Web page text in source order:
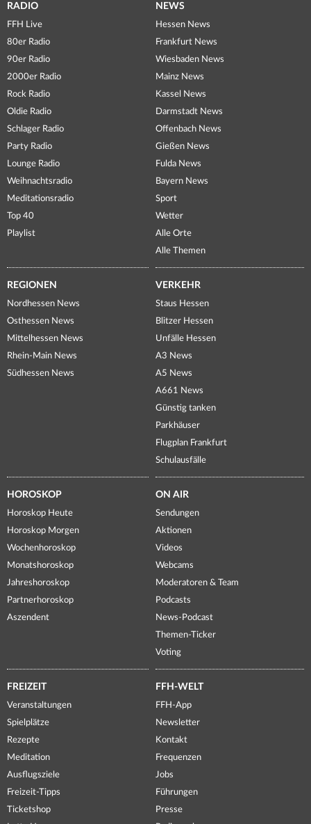
RADIO
FFH Live
80er Radio
90er Radio
2000er Radio
Rock Radio
Oldie Radio
Schlager Radio
Party Radio
Lounge Radio
Weihnachtsradio
Meditationsradio
Top 40
Playlist
NEWS
Hessen News
Frankfurt News
Wiesbaden News
Mainz News
Kassel News
Darmstadt News
Offenbach News
Gießen News
Fulda News
Bayern News
Sport
Wetter
Alle Orte
Alle Themen
REGIONEN
Nordhessen News
Osthessen News
Mittelhessen News
Rhein-Main News
Südhessen News
VERKEHR
Staus Hessen
Blitzer Hessen
Unfälle Hessen
A3 News
A5 News
A661 News
Günstig tanken
Parkhäuser
Flugplan Frankfurt
Schulausfälle
HOROSKOP
Horoskop Heute
Horoskop Morgen
Wochenhoroskop
Monatshoroskop
Jahreshoroskop
Partnerhoroskop
Aszendent
ON AIR
Sendungen
Aktionen
Videos
Webcams
Moderatoren & Team
Podcasts
News-Podcast
Themen-Ticker
Voting
FREIZEIT
Veranstaltungen
Spielplätze
Rezepte
Meditation
Ausflugsziele
Freizeit-Tipps
Ticketshop
FFH-WELT
FFH-App
Newsletter
Kontakt
Frequenzen
Jobs
Führungen
Presse